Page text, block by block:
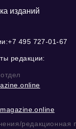
изданий
+7 495 727-01-67
редакции:
редакционная